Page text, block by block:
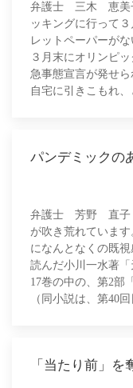
弁護士 三木 恵美
ッキングに行って
レットペーパーが
３月末にオリンピ
急事態宣言が発せら
自宅に引きこもれ
パンデミックの
弁護士 芳野 直子
が吹き荒れていま
になんとなくの既
読んだ小川一水著
17巻の中の、第2部
（同小説は、第40
「当たり前」